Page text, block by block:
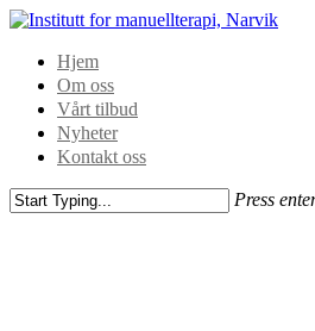
Hjem
Om oss
Vårt tilbud
Nyheter
Kontakt oss
Press